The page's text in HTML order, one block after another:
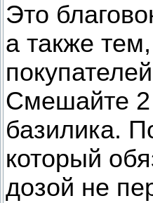
Это
а также
Смешайте 2
базилика.
который
дозой не